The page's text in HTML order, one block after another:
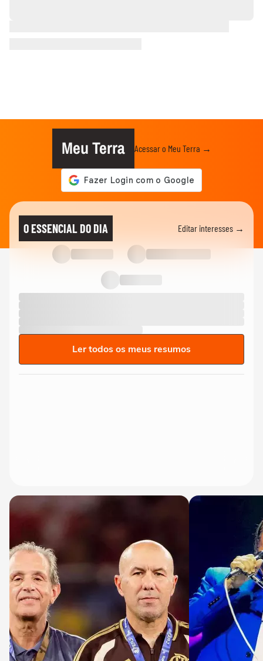
Meu Terra Acessar o Meu Terra →
O ESSENCIAL DO DIA Editar interesses →
Ler todos os meus resumos